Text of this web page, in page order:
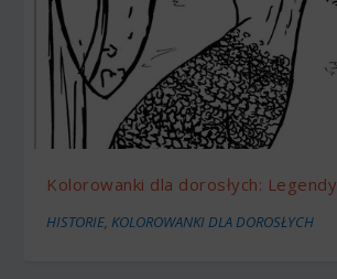
Kolorowanki dla dorosłych: Legendy
HISTORIE,KOLOROWANKI DLA DOROSŁYCH